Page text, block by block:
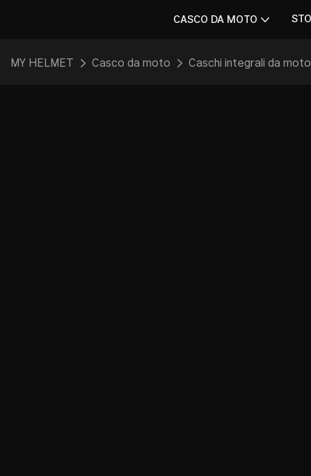
CASCO DA MOTO
MY HELMET Casco da moto Caschi integrali da moto